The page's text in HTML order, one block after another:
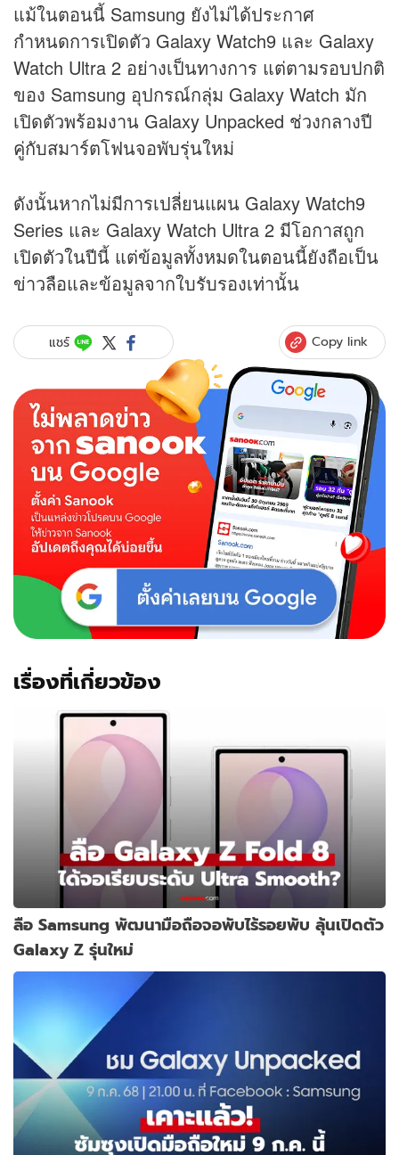
แม้ในตอนนี้ Samsung ยังไม่ได้ประกาศ
กำหนดการเปิดตัว Galaxy Watch9 และ Galaxy
Watch Ultra 2 อย่างเป็นทางการ แต่ตามรอบปกติ
ของ Samsung อุปกรณ์กลุ่ม Galaxy Watch มัก
เปิดตัวพร้อมงาน Galaxy Unpacked ช่วงกลางปี
คู่กับสมาร์ตโฟนจอพับรุ่นใหม่
ดังนั้นหากไม่มีการเปลี่ยนแผน Galaxy Watch9
Series และ Galaxy Watch Ultra 2 มีโอกาสถูก
เปิดตัวในปีนี้ แต่ข้อมูลทั้งหมดในตอนนี้ยังถือเป็น
ข่าวลือและข้อมูลจากใบรับรองเท่านั้น
แชร์ Copy link
เรื่องที่เกี่ยวข้อง
ลือ Samsung พัฒนามือถือจอพับไร้รอยพับ ลุ้นเปิดตัว
Galaxy Z รุ่นใหม่